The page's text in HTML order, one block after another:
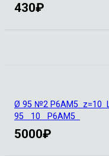
430₽
Ø 95 №2 Р6АМ5 z=10
95 10 Р6АМ5
5000₽